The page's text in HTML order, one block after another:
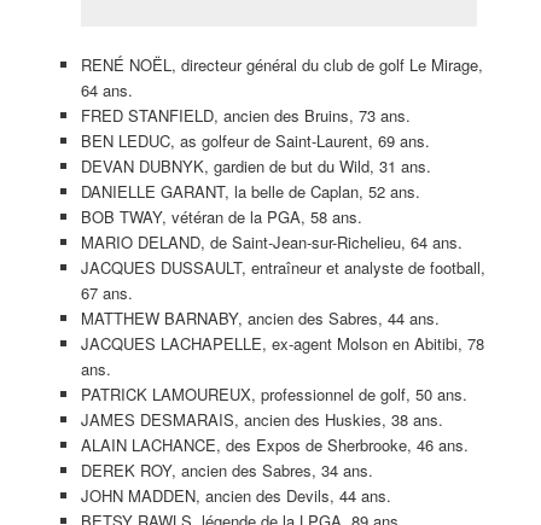
RENÉ NOËL, directeur général du club de golf Le Mirage,
64 ans.
FRED STANFIELD, ancien des Bruins, 73 ans.
BEN LEDUC, as golfeur de Saint-Laurent, 69 ans.
DEVAN DUBNYK, gardien de but du Wild, 31 ans.
DANIELLE GARANT, la belle de Caplan, 52 ans.
BOB TWAY, vétéran de la PGA, 58 ans.
MARIO DELAND, de Saint-Jean-sur-Richelieu, 64 ans.
JACQUES DUSSAULT, entraîneur et analyste de football,
67 ans.
MATTHEW BARNABY, ancien des Sabres, 44 ans.
JACQUES LACHAPELLE, ex-agent Molson en Abitibi, 78
ans.
PATRICK LAMOUREUX, professionnel de golf, 50 ans.
JAMES DESMARAIS, ancien des Huskies, 38 ans.
ALAIN LACHANCE, des Expos de Sherbrooke, 46 ans.
DEREK ROY, ancien des Sabres, 34 ans.
JOHN MADDEN, ancien des Devils, 44 ans.